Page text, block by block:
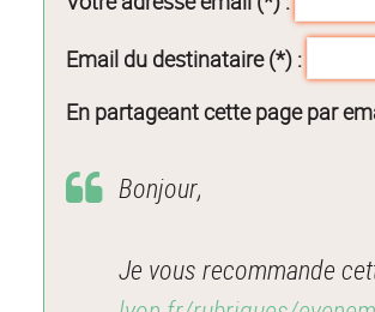
Email du destinataire (*) :
En partageant cette page par
Bonjour,
Je vous recommande